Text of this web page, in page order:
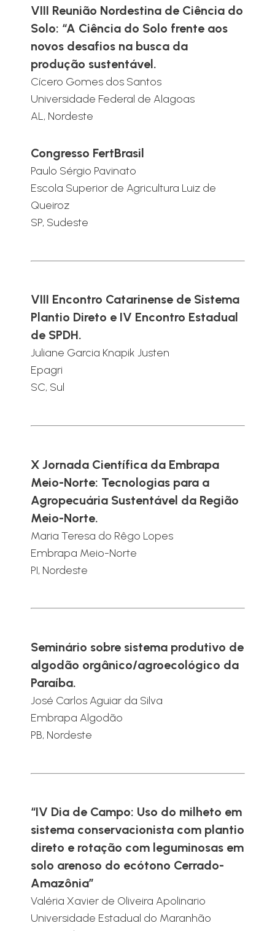
VIII Reunião Nordestina de Ciência do
Solo: “A Ciência do Solo frente aos
novos desafios na busca da
produção sustentável.
Cícero Gomes dos Santos
Universidade Federal de Alagoas
AL, Nordeste
Congresso FertBrasil
Paulo Sérgio Pavinato
Escola Superior de Agricultura Luiz de
Queiroz
SP, Sudeste
VIII Encontro Catarinense de Sistema
Plantio Direto e IV Encontro Estadual
de SPDH.
Juliane Garcia Knapik Justen
Epagri
SC, Sul
X Jornada Científica da Embrapa
Meio-Norte: Tecnologias para a
Agropecuária Sustentável da Região
Meio-Norte.
Maria Teresa do Rêgo Lopes
Embrapa Meio-Norte
PI, Nordeste
Seminário sobre sistema produtivo de
algodão orgânico/agroecológico da
Paraíba.
José Carlos Aguiar da Silva
Embrapa Algodão
PB, Nordeste
“IV Dia de Campo: Uso do milheto em
sistema conservacionista com plantio
direto e rotação com leguminosas em
solo arenoso do ecótono Cerrado-
Amazônia”
Valéria Xavier de Oliveira Apolinario
Universidade Estadual do Maranhão